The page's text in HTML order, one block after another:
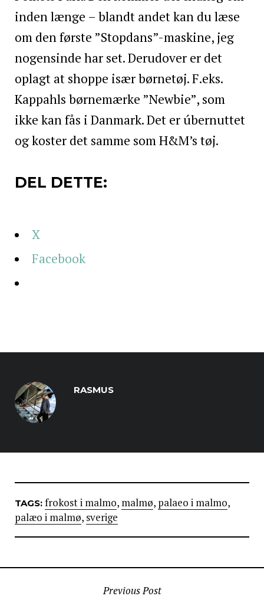
inden længe – blandt andet kan du læse
om den første ”Stopdans”-maskine, jeg
nogensinde har set. Derudover er det
oplagt at shoppe især børnetøj. F.eks.
Kappahls børnemærke ”Newbie”, som
ikke kan fås i Danmark. Det er úbernuttet
og koster det samme som H&M’s tøj.
DEL DETTE:
X
Facebook
RASMUS
TAGS: frokost i malmo, malmø, palaeo i malmo,
palæo i malmø, sverige
Previous Post